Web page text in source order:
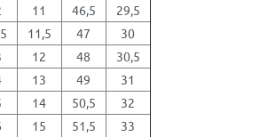
11 46,5
29,5
11,5 47
30
12 48
30,5
13 49
31
14 50,5
32
15 51,5 33